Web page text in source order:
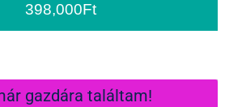
398,000Ft
gazdára találtam!